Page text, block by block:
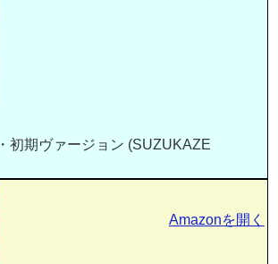
初期ヴァージョン (SUZUKAZE
Amazonを開く